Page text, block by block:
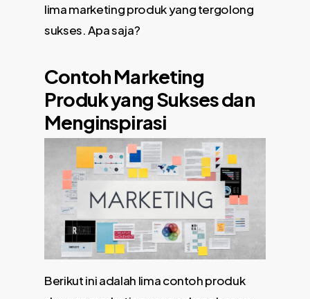
lima marketing produk yang tergolong
sukses. Apa saja?
Contoh Marketing
Produkyang Sukses dan
Menginspirasi
Berikut ini adalah lima contoh produk